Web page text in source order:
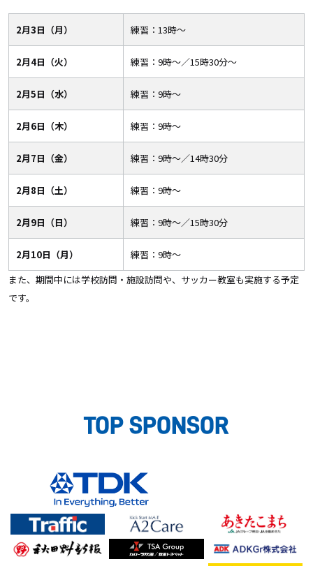
2月3日（月） 練習：13時〜
2月4日（火） 練習：9時〜／15時30分〜
2月5日（水） 練習：9時〜
2月6日（木） 練習：9時〜
2月7日（金） 練習：9時〜／14時30分
2月8日（土） 練習：9時〜
2月9日（日） 練習：9時〜／15時30分
2月10日（月）
練習：9時〜
また、期間中には学校訪問・施設訪問や、サッカー教室も実施する予定
です。
TOP SPONSOR